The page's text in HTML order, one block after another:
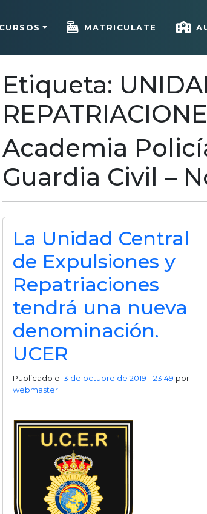
CURSOS MATRICULATE
Etiqueta:
Academia
Guardia Civil –
La Unidad Central
de Expulsiones y
Repatriaciones
tendrá una nueva
denominación.
UCER
Publicado el 3 de octubre de 2019 - 23:49 por
webmaster